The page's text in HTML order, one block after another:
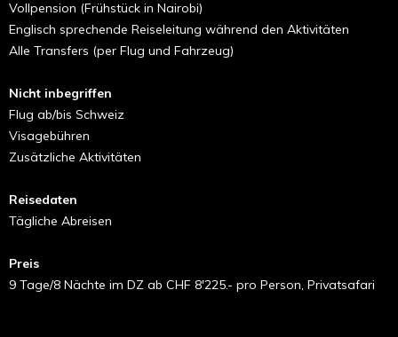
Vollpension (Frühstück in Nairobi)
Englisch sprechende Reiseleitung während den Aktivitäten
Alle Transfers (per Flug und Fahrzeug)
Nicht inbegriffen
Flug ab/bis Schweiz
Visagebühren
Zusätzliche Aktivitäten
Reisedaten
Tägliche Abreisen
Preis
9 Tage/8 Nächte im DZ ab CHF 8'225.- pro Person, Privatsafari